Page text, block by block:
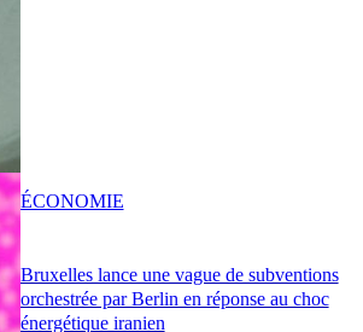
Bruxelles lance une vague de subventions
orchestrée par Berlin en réponse au choc
énergétique iranien
ÉCONOMIE